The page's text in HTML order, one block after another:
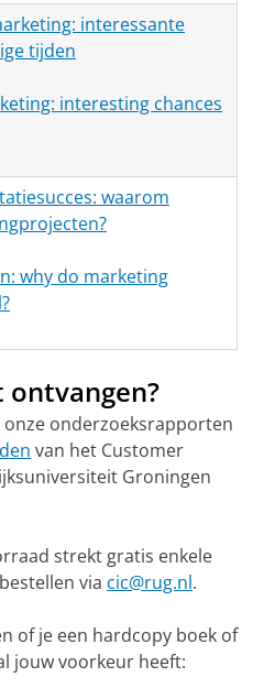
interessante
tijden
interesting chances
waarom
why do marketing
onze onderzoeksrapporten
van het Customer
Groningen
strekt gratis enkele
via cic@rug.nl.
of je een hardcopy boek of
jouw voorkeur heeft: